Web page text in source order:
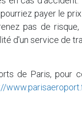
payer le
pas de
d'un service de
de Paris, pour